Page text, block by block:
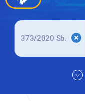
373/2020 Sb.